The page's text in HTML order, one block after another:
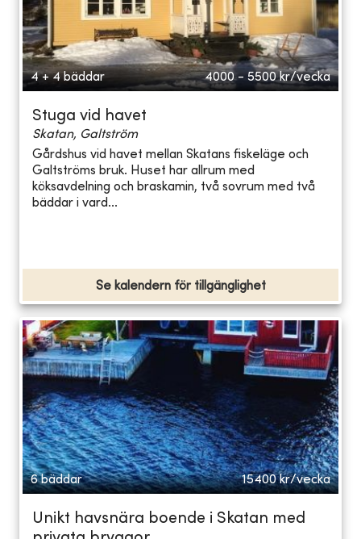
4 + 4 bäddar 4000 - 5500 kr/vecka
Stuga vid havet
Skatan, Galtström
Gårdshus vid havet mellan Skatans fiskeläge och
Galtströms bruk. Huset har allrum med
köksavdelning och braskamin, två sovrum med två
bäddar i vard...
Se kalendern för tillgänglighet
6 bäddar 15400 kr/vecka
Unikt havsnära boende i Skatan med